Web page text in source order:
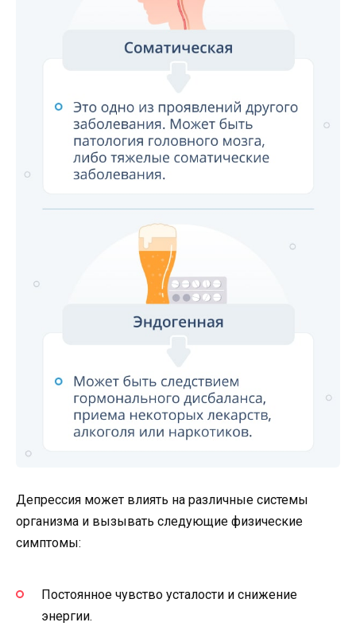
Депрессия может влиять на различные системы
организма и вызывать следующие физические
симптомы:
Постоянное чувство усталости и снижение
энергии.